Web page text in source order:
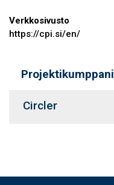
Verkkosivusto
https://cpi.si/en/
Projektikumppani
Circler